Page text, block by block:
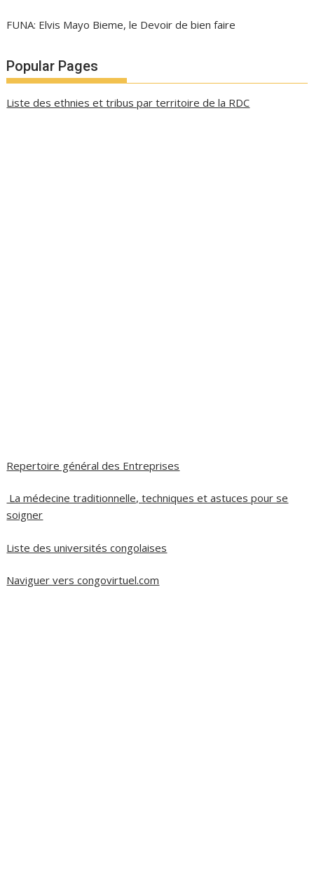
FUNA: Elvis Mayo Bieme, le Devoir de bien faire
Popular Pages
Liste des ethnies et tribus par territoire de la RDC
Repertoire général des Entreprises
La médecine traditionnelle, techniques et astuces pour se
soigner
Liste des universités congolaises
Naviguer vers congovirtuel.com